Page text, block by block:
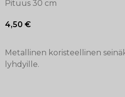
Pituus 30 cm
4,50 €
Metallinen koristeellinen
lyhdyille.